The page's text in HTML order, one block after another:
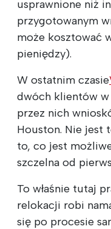
usprawnione niż
przygotowanym
może kosztować
pieniędzy).
W ostatnim czasie
dwóch klientów w
przez nich
Houston. Nie jest
to, co jest
szczelna od
To właśnie tutaj
relokacji robi
się po procesie